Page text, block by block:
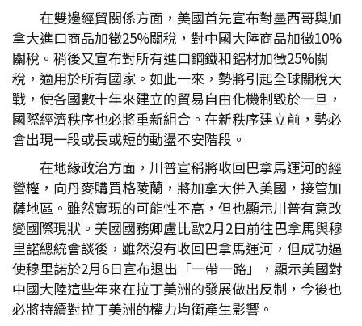
在雙邊經貿關係方面，美國首先宣布對墨西哥與加
拿大進口商品加徵25%關稅，對中國大陸商品加徵10%
關稅。稍後又宣布對所有進口鋼鐵和鋁材加徵25%關
稅，適用於所有國家。如此一來，勢將引起全球關稅大
戰，使各國數十年來建立的貿易自由化機制毀於一旦，
國際經濟秩序也必將重新組合。在新秩序建立前，勢必
會出現一段或長或短的動盪不安階段。
在地緣政治方面，川普宣稱將收回巴拿馬運河的經
營權，向丹麥購買格陵蘭，將加拿大併入美國，接管加
薩地區。雖然實現的可能性不高，但也顯示川普有意改
變國際現狀。美國國務卿盧比歐2月2日前往巴拿馬與穆
里諾總統會談後，雖然沒有收回巴拿馬運河，但成功逼
使穆里諾於2月6日宣布退出「一帶一路」，顯示美國對
中國大陸這些年來在拉丁美洲的發展做出反制，今後也
必將持續對拉丁美洲的權力均衡產生影響。